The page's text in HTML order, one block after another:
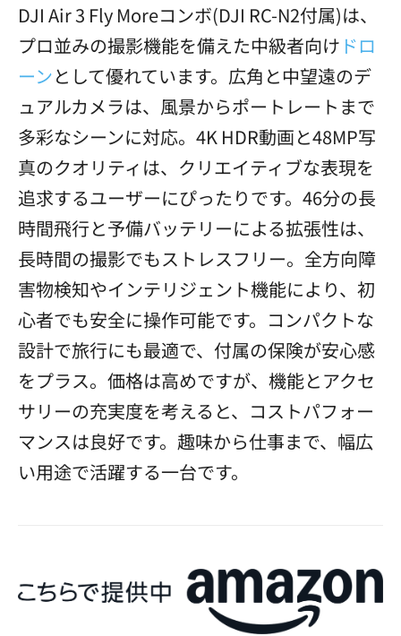
DJI Air 3 Fly Moreコンボ(DJI RC-N2付属)は、
プロ並みの撮影機能を備えた中級者向け ドロ
ーンとして優れています。広角と中望遠のデ
ュアルカメラは、風景からポートレートまで
多彩なシーンに対応。4K HDR動画と48MP写
真のクオリティは、クリエイティブな表現を
追求するユーザーにぴったりです。46分の長
時間飛行と予備バッテリーによる拡張性は、
長時間の撮影でもストレスフリー。全方向障
害物検知やインテリジェント機能により、初
心者でも安全に操作可能です。コンパクトな
設計で旅行にも最適で、付属の保険が安心感
をプラス。価格は高めですが、機能とアクセ
サリーの充実度を考えると、コストパフォー
マンスは良好です。趣味から仕事まで、幅広
い用途で活躍する一台です。